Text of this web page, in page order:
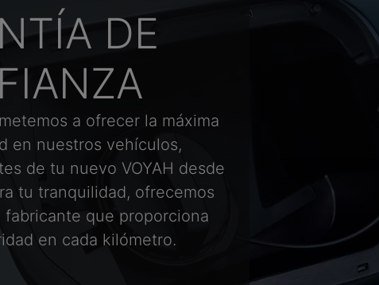
DE
a ofrecer la máxima
en nuestros vehículos,
de tu nuevo VOYAH desde
tu tranquilidad, ofrecemos
que proporciona
en cada kilómetro.